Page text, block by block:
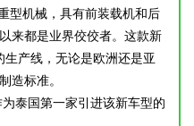
型机械，具有前装载机和后
来都是业界佼佼者。这款新
产线，无论是欧洲还是亚
造标准。
泰国第一家引进该新车型的